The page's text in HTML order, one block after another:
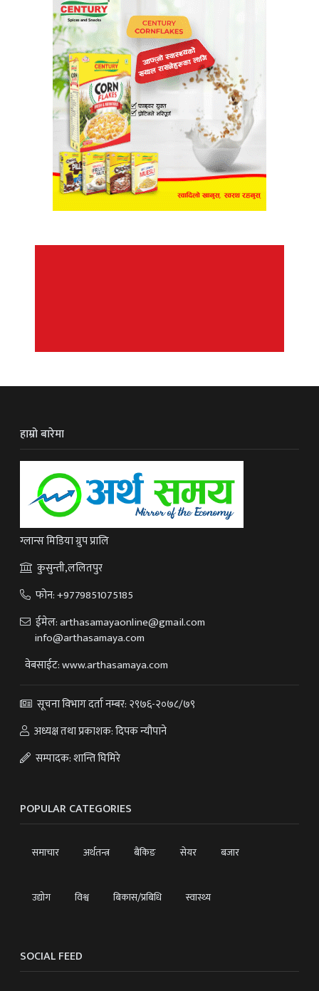
हाम्रो बारेमा
ग्लान्स मिडिया ग्रुप प्रालि
कुसुन्ती,ललितपुर
फोन:+9779851075185
ईमेल:arthasamayaonline@gmail.com
info@arthasamaya.com
वेबसाईट: www.arthasamaya.com
सूचना विभाग दर्ता नम्बर: २९७६-२०७८/७९
अध्यक्ष तथा प्रकाशक: दिपक न्यौपाने
सम्पादक: शान्ति घिमिरे
POPULAR CATEGORIES
समाचार अर्थतन्त्र बैंकिङ सेयर बजार
उद्योग विश्व बिकास/प्रबिधि स्वास्थ्य
SOCIAL FEED